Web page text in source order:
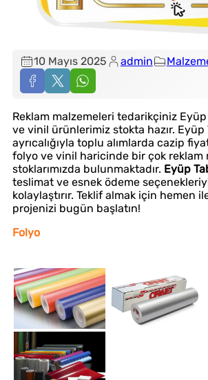
10 Mayıs 2025 admin
Reklam malzemeleri tedarikçiniz
ve vinil ürünlerimiz stokta hazır. Eyüp
ayrıcalığıyla toplu alımlarda cazip
folyo ve vinil haricinde bir çok reklam
stoklarımızda bulunmaktadır. Eyüp
teslimat ve esnek ödeme
kolaylaştırır. Teklif almak için hemen
projenizi bugün başlatın!
Folyo